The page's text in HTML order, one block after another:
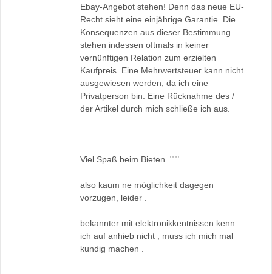
Ebay-Angebot stehen! Denn das neue EU-
Recht sieht eine einjährige Garantie. Die
Konsequenzen aus dieser Bestimmung
stehen indessen oftmals in keiner
vernünftigen Relation zum erzielten
Kaufpreis. Eine Mehrwertsteuer kann nicht
ausgewiesen werden, da ich eine
Privatperson bin. Eine Rücknahme des /
der Artikel durch mich schließe ich aus.
Viel Spaß beim Bieten. """
also kaum ne möglichkeit dagegen
vorzugen, leider .
bekannter mit elektronikkentnissen kenn
ich auf anhieb nicht , muss ich mich mal
kundig machen .